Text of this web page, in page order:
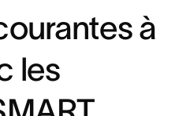
à
les